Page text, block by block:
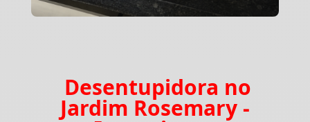
Desentupidora no
Jardim Rosemary -